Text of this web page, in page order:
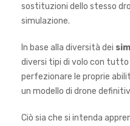
sostituzioni dello stesso
simulazione.
In base alla diversità dei
diversi tipi di volo con
perfezionare le proprie
un modello di drone
Ciò sia che si intenda